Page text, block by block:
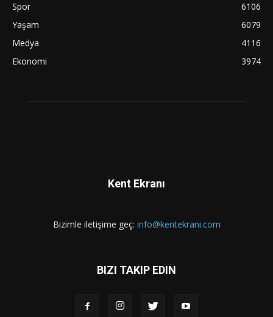
Spor
6106
Yaşam
6079
Medya
4116
Ekonomi
3974
Kent Ekranı
Bizimle iletişime geç: info@kentekrani.com
BIZI TAKIP EDIN